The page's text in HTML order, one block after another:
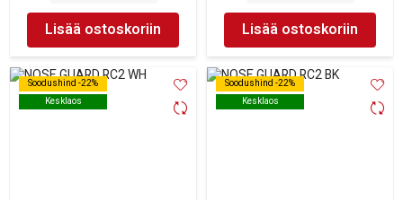
Lisää ostoskoriin Lisää ostoskoriin
Soodushind -22%
Kesklaos
Soodushind -22%
Kesklaos
Soodushind -22%
Kesklaos
Soodushind -22%
Kesklaos